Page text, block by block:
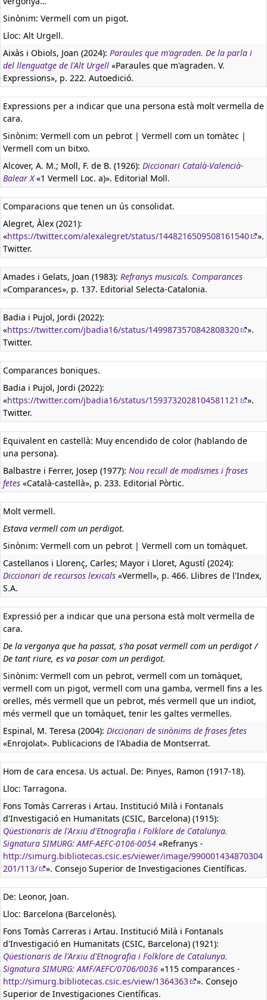
Sinònim: Vermell com un pigot.
Lloc: Alt Urgell.
Aixàs i Obiols, Joan (2024): Paraules que m'agraden. De la parla i
del llenguatge de l'Alt Urgell «Paraules que m'agraden. V.
Expressions», p. 222. Autoedició.
Expressions per a indicar que una persona està molt vermella de
cara.
Sinònim: Vermell com un pebrot | Vermell com un tomàtec |
Vermell com un bitxo.
Alcover, A. M.; Moll, F. de B. (1926): Diccionari Català-Valencià-
Balear X«1 Vermell Loc. a)». Editorial Moll.
Comparacions que tenen un ús consolidat.
Alegret, Àlex (2021):
«https://twitter.com/alexalegret/status/1448216509508161540
».
Twitter.
Amades i Gelats, Joan (1983): Refranys musicals. Comparances
«Comparances», p. 137. Editorial Selecta-Catalonia.
Badia i Pujol, Jordi (2022):
«https://twitter.com/jbadia16/status/1499873570842808320
».
Twitter.
Comparances boniques.
Badia i Pujol, Jordi (2022):
«https://twitter.com/jbadia16/status/1593732028104581121
».
Twitter.
Equivalent en castellà: Muy encendido de color (hablando de
una persona).
Balbastre i Ferrer, Josep (1977): Nou recull de modismes i frases
fetes «Català-castellà», p. 233. Editorial Pòrtic.
Molt vermell.
Estava vermell com un perdigot.
Sinònim: Vermell com un pebrot | Vermell com un tomàquet.
Castellanos i Llorenç, Carles; Mayor i Lloret, Agustí (2024):
Diccionari de recursos lexicals «Vermell», p. 466. Llibres de l'Index,
S.A.
Expressió per a indicar que una persona està molt vermella de
cara.
De la vergonya que ha passat, s'ha posat vermell com un perdigot /
De tant riure, es va posar com un perdigot.
Sinònim: Vermell com un pebrot, vermell com un tomàquet,
vermell com un pigot, vermell com una gamba, vermell fins a les
orelles, més vermell que un pebrot, més vermell que un indiot,
més vermell que un tomàquet, tenir les galtes vermelles.
Espinal, M. Teresa (2004): Diccionari de sinònims de frases fetes
«Enrojolat». Publicacions de l'Abadia de Montserrat.
Hom de cara encesa. Us actual. De: Pinyes, Ramon (1917-18).
Lloc: Tarragona.
Fons Tomàs Carreras i Artau. Institució Milà i Fontanals
d'Investigació en Humanitats (CSIC, Barcelona) (1915):
Qüestionaris de l'Arxiu d'Etnografia i Folklore de Catalunya.
Signatura SIMURG: AMF-AEFC-0106-0054 «Refranys -
http://simurg.bibliotecas.csic.es/viewer/image/990001434870304
201/113/
». Consejo Superior de Investigaciones Científicas.
De: Leonor, Joan.
Lloc: Barcelona (Barcelonès).
Fons Tomàs Carreras i Artau. Institució Milà i Fontanals
d'Investigació en Humanitats (CSIC, Barcelona) (1921):
Qüestionaris de l'Arxiu d'Etnografia i Folklore de Catalunya.
Signatura SIMURG: AMF/AEFC/0706/0036 «115 comparances -
http://simurg.bibliotecas.csic.es/view/1364363
». Consejo
Superior de Investigaciones Científicas.